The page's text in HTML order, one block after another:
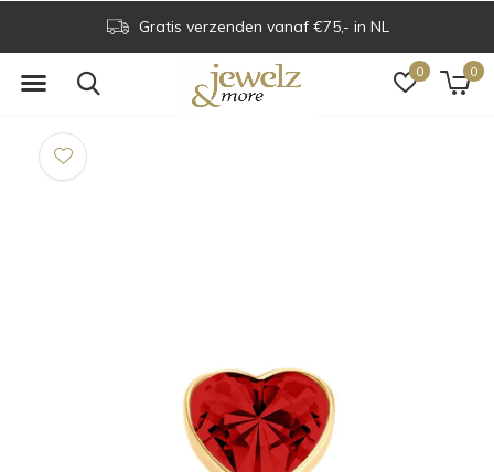
0 0
Gratis verzenden vanaf €75,- in NL